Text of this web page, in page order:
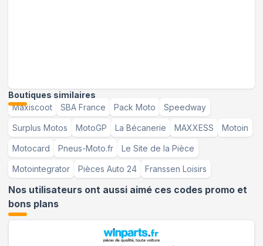
Boutiques similaires
Maxiscoot
SBA France Pack Moto Speedway
Surplus Motos MotoGP La Bécanerie MAXXESS Motoin
Motocard Pneus-Moto.fr Le Site de la Pièce
Motointegrator Pièces Auto 24 Franssen Loisirs
Nos utilisateurs ont aussi aimé ces codes promo et
bons plans